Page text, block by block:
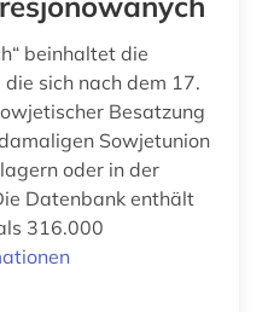
religionswissenschaft (1)
beinhaltet die
sich nach dem 17.
Besatzung
Sowjetunion
oder in der
Datenbank enthält
316.000